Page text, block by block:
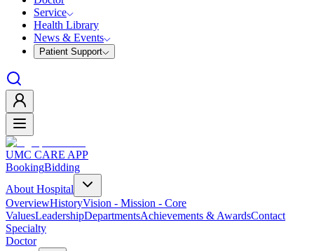
Service
Health Library
News & Events
Patient Support
UMC CARE APP
BookingBidding
About Hospital
OverviewHistoryVision - Mission - Core
ValuesLeadershipDepartmentsAchievements & AwardsContact
Specialty
Doctor